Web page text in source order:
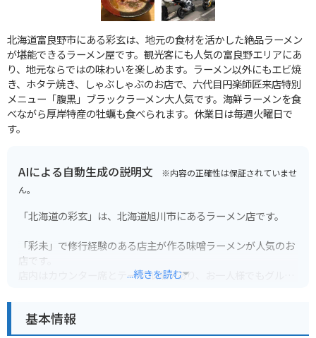
北海道富良野市にある彩玄は、地元の食材を活かした絶品ラーメン
が堪能できるラーメン屋です。観光客にも人気の富良野エリアにあ
り、地元ならではの味わいを楽しめます。ラーメン以外にもエビ焼
き、ホタテ焼き、しゃぶしゃぶのお店で、六代目円楽師匠来店特別
メニュー「腹黒」ブラックラーメン大人気です。海鮮ラーメンを食
べながら厚岸特産の牡蠣も食べられます。休業日は毎週火曜日で
す。
AIによる自動生成の説明文 ※内容の正確性は保証されていませ
ん。
「北海道の彩玄」は、北海道旭川市にあるラーメン店です。
「彩未」で修行経験のある店主が作る味噌ラーメンが人気のお
店です。
店内はカウンター席とテーブル席があり、お一人様でもグルー
営業時間は11:00～15:00、17:00～20:00で、定休日は月曜日で
す。
...続きを読む
基本情報